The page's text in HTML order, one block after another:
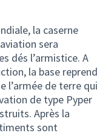
la caserne
sera
dés l’armistice. A
la base reprend
l’armée de terre qui
de type Pyper
Après la
sont